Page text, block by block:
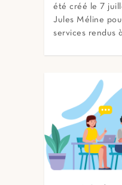
été créé le 7
Jules Méline
services rendus